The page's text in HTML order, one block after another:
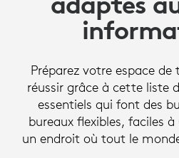
DES
ESPACES
DE
TRAVAIL
Préparez votre espace
réussir grâce à cette liste
essentiels qui font des
bureaux flexibles, faciles
un endroit où tout le